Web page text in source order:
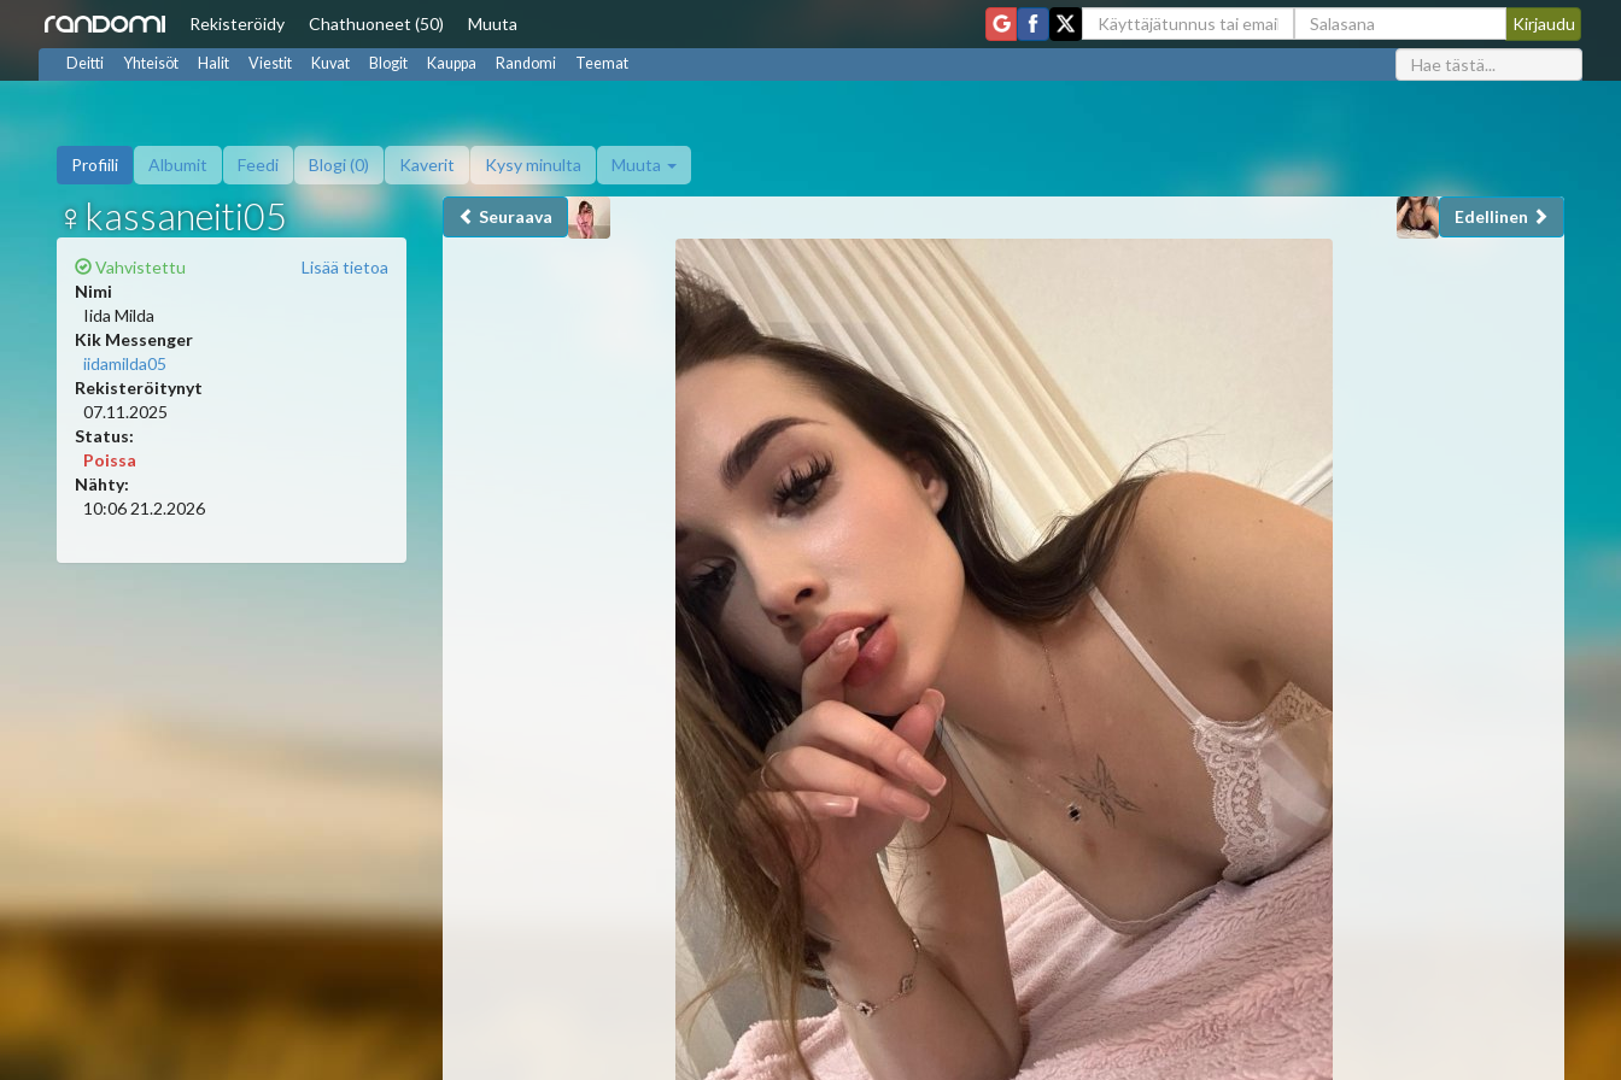
Rekisteröidy Chathuoneet (50) Muuta
Deitti Yhteisöt Halit Viestit Kuvat Blogit Kauppa Randomi Teemat
Profiili Albumit Feedi Blogi (0) Kaverit Kysy minulta Muuta
Seuraava Edellinen
♀kassaneiti05
Lisää tietoa
Vahvistettu
Nimi
Iida Milda
Kik Messenger
iidamilda05
Rekisteröitynyt
07.11.2025
Status:
Poissa
Nähty:
10:06 21.2.2026